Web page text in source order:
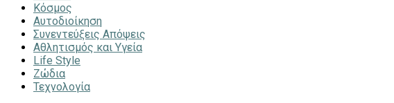
Κόσμος
Αυτοδιοίκηση
Συνεντεύξεις Απόψεις
Αθλητισμός και Υγεία
Life Style
Ζώδια
Τεχνολογία